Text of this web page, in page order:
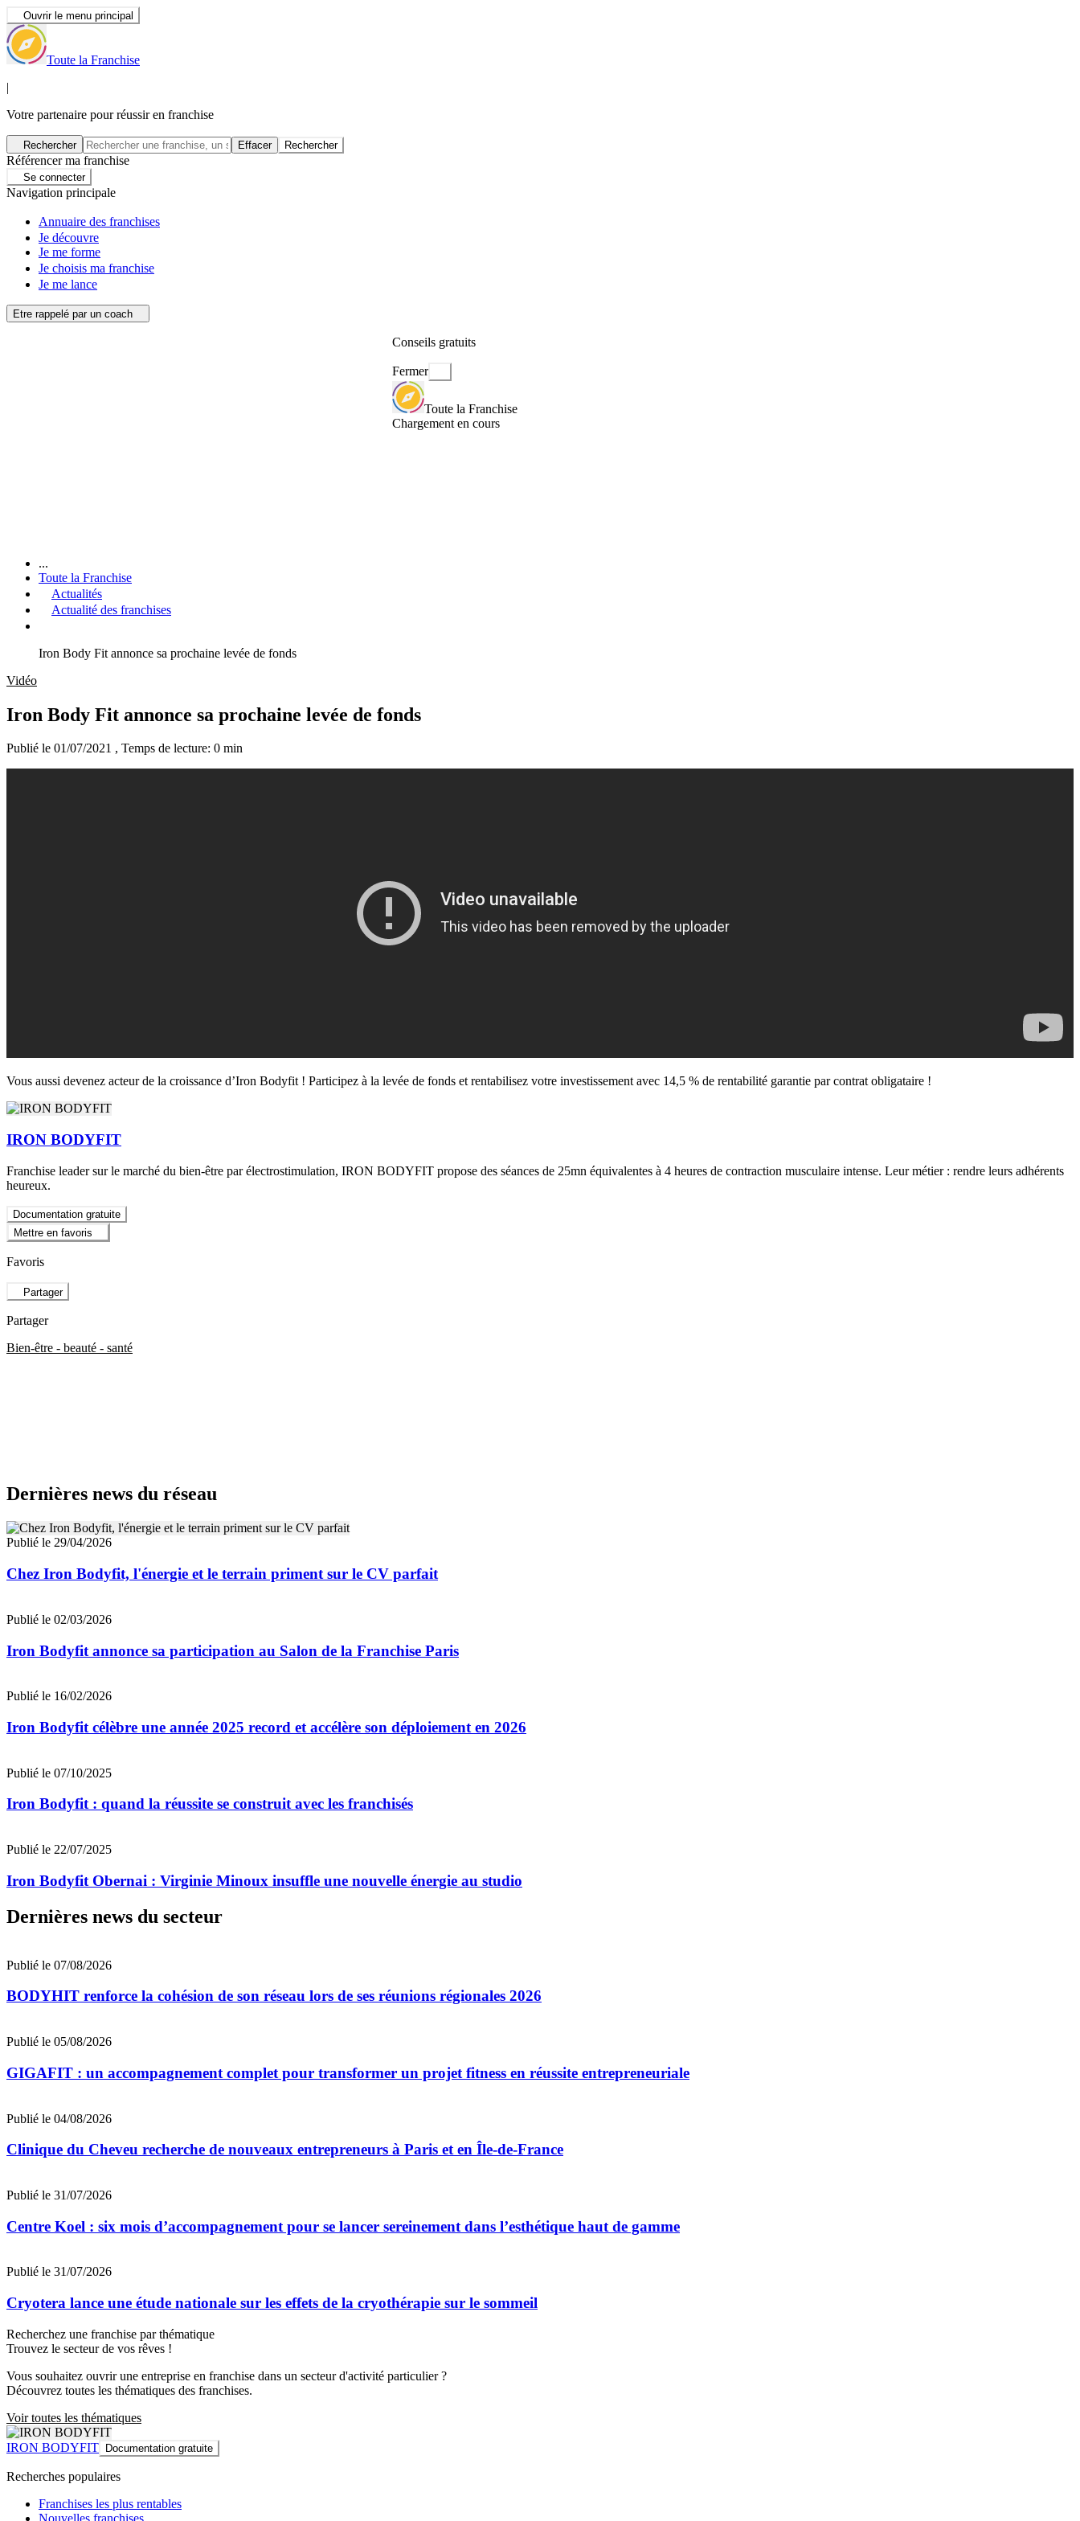
Ouvrir le menu principal
Toute la Franchise
|
Votre partenaire pour réussir en franchise
Rechercher Effacer Rechercher
Référencer ma franchise
Se connecter
Navigation principale
Annuaire des franchises
Je découvre
Je me forme
Je choisis ma franchise
Je me lance
Etre rappelé par un coach
Conseils gratuits
Fermer
Toute la Franchise
Chargement en cours
...
Toute la Franchise
Actualités
Actualité des franchises
Iron Body Fit annonce sa prochaine levée de fonds
Vidéo
Iron Body Fit annonce sa prochaine levée de fonds
Publié le 01/07/2021 , Temps de lecture: 0 min
Vous aussi devenez acteur de la croissance d’Iron Bodyfit ! Participez à la levée de fonds et rentabilisez votre investissement avec 14,5 % de rentabilité garantie par contrat obligataire !
IRON BODYFIT
Franchise leader sur le marché du bien-être par électrostimulation, IRON BODYFIT propose des séances de 25mn équivalentes à 4 heures de contraction musculaire intense. Leur métier : rendre leurs adhérents
heureux.
Documentation gratuite
Mettre en favoris
Favoris
Partager
Partager
Bien-être - beauté - santé
Dernières news du réseau
Publié le 29/04/2026
Chez Iron Bodyfit, l'énergie et le terrain priment sur le CV parfait
Publié le 02/03/2026
Iron Bodyfit annonce sa participation au Salon de la Franchise Paris
Publié le 16/02/2026
Iron Bodyfit célèbre une année 2025 record et accélère son déploiement en 2026
Publié le 07/10/2025
Iron Bodyfit : quand la réussite se construit avec les franchisés
Publié le 22/07/2025
Iron Bodyfit Obernai : Virginie Minoux insuffle une nouvelle énergie au studio
Dernières news du secteur
Publié le 07/08/2026
BODYHIT renforce la cohésion de son réseau lors de ses réunions régionales 2026
Publié le 05/08/2026
GIGAFIT : un accompagnement complet pour transformer un projet fitness en réussite entrepreneuriale
Publié le 04/08/2026
Clinique du Cheveu recherche de nouveaux entrepreneurs à Paris et en Île-de-France
Publié le 31/07/2026
Centre Koel : six mois d’accompagnement pour se lancer sereinement dans l’esthétique haut de gamme
Publié le 31/07/2026
Cryotera lance une étude nationale sur les effets de la cryothérapie sur le sommeil
Recherchez une franchise par thématique
Trouvez le secteur de vos rêves !
Vous souhaitez ouvrir une entreprise en franchise dans un secteur d'activité particulier ?
Découvrez toutes les thématiques des franchises.
Voir toutes les thématiques
IRON BODYFIT Documentation gratuite
Recherches populaires
Franchises les plus rentables
Nouvelles franchises